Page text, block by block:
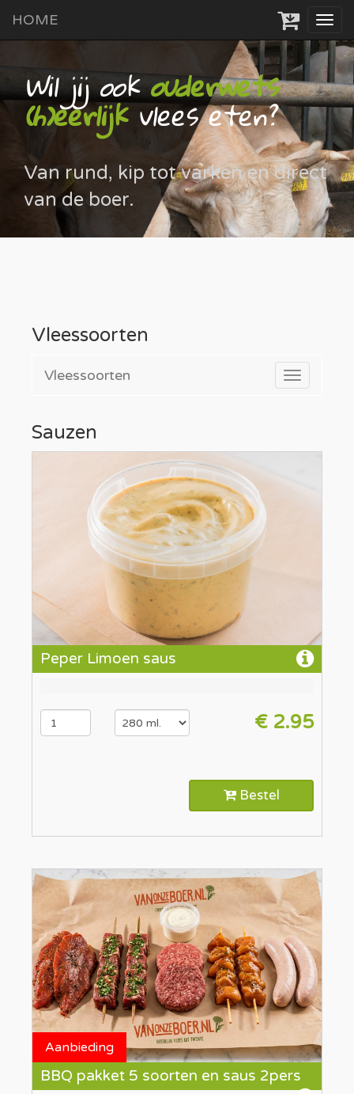
HOME
Wil jij ookouderwets
(h)eerlijkvlees eten?
Van rund, kip tot varken en direct
van de boer.
Vleessoorten
Toggle
Vleessoorten
Sauzen
Peper Limoen saus
€ 2.95
Bestel
Aanbieding
BBQ pakket 5 soorten en saus 2pers